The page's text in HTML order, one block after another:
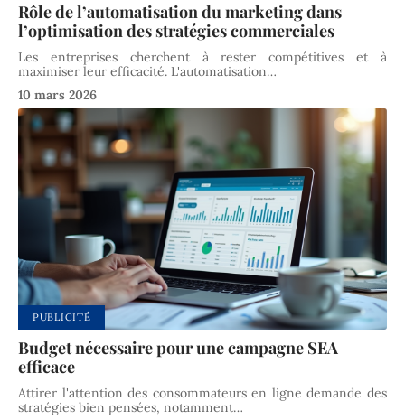
Rôle de l’automatisation du marketing dans
l’optimisation des stratégies commerciales
Les entreprises cherchent à rester compétitives et à
maximiser leur efficacité. L'automatisation…
10 mars 2026
PUBLICITÉ
Budget nécessaire pour une campagne SEA
efficace
Attirer l'attention des consommateurs en ligne demande des
stratégies bien pensées, notamment…